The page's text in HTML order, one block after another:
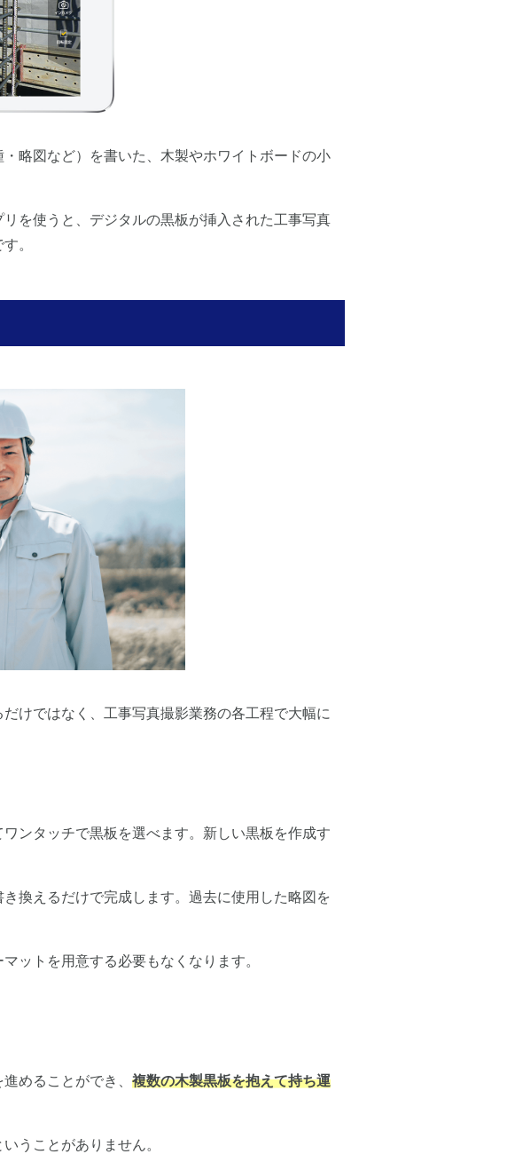
略図など）を書いた、木製やホワイトボードの小
を使うと、デジタルの黒板が挿入された工事写真
。
けではなく、工事写真撮影業務の各工程で大幅に
ンタッチで黒板を選べます。新しい黒板を作成す
換えるだけで完成します。過去に使用した略図を
ットを用意する必要もなくなります。
めることができ、 複数の木製黒板を抱えて持ち運
うことがありません。